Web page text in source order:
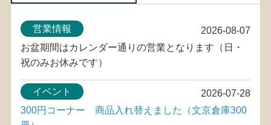
2026-08-07
営業情報
お盆期間はカレンダー通りの営業となります（日・
祝のみお休みです）
2026-07-28
イベント
300円コーナー 商品入れ替えました（文京倉庫300